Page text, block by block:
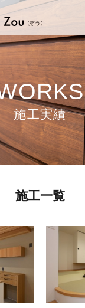
施工実績
施工一覧